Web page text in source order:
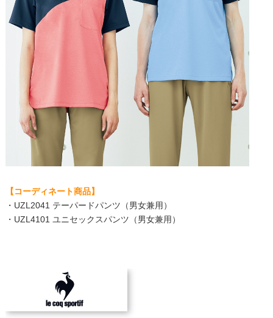
【コーディネート商品】
・UZL2041 テーパードパンツ（男女兼用）
・UZL4101 ユニセックスパンツ（男女兼用）